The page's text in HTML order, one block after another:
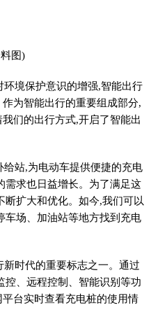
图)
境保护意识的增强,智能出行
为智能出行的重要组成部分,
们的出行方式,开启了智能出
站,为电动车提供便捷的充电
需求也日益增长。为了满足这
扩大和优化。如今,我们可以
车场、加油站等地方找到充电
时代的重要标志之一。通过
控、远程控制、智能识别等功
台实时查看充电桩的使用情